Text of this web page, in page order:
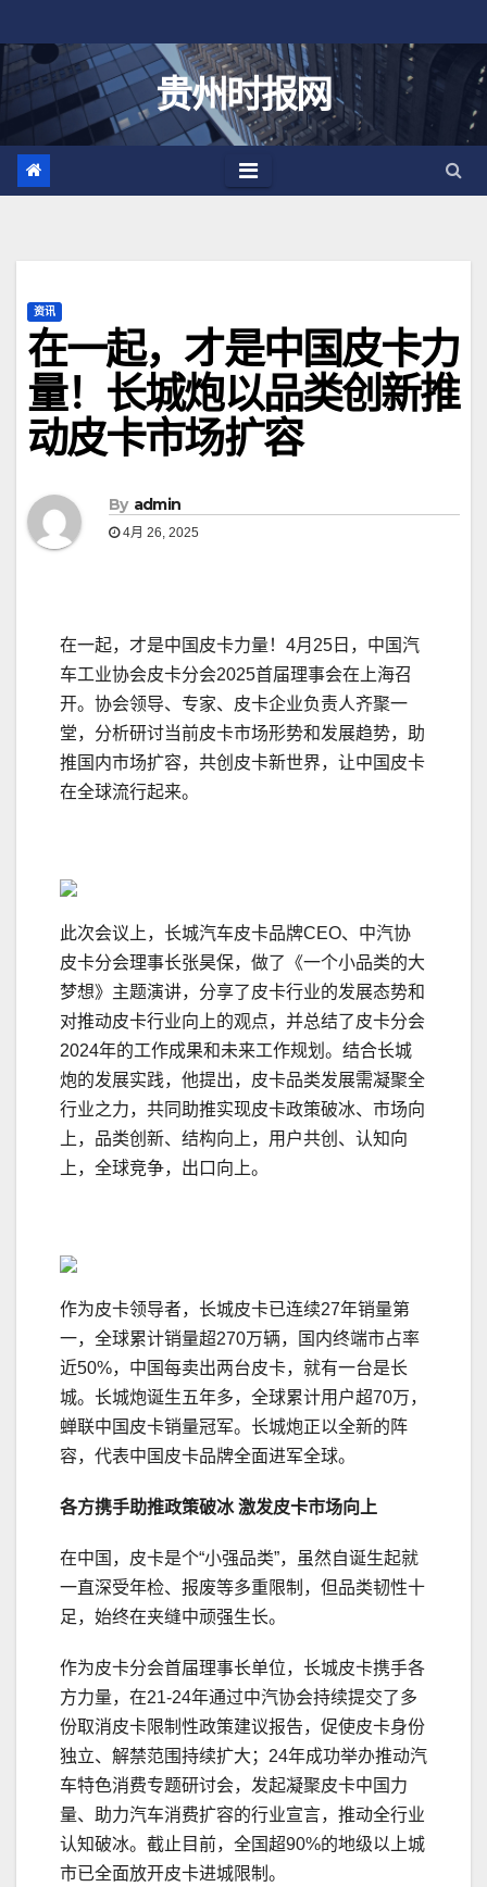
至
贵州时报网
资讯
在一起，才是中国皮卡力
量！长城炮以品类创新推
动皮卡市场扩容
By admin
4月 26, 2025
在一起，才是中国皮卡力量！4月25日，中国汽
车工业协会皮卡分会2025首届理事会在上海召
开。协会领导、专家、皮卡企业负责人齐聚一
堂，分析研讨当前皮卡市场形势和发展趋势，助
推国内市场扩容，共创皮卡新世界，让中国皮卡
在全球流行起来。
此次会议上，长城汽车皮卡品牌CEO、中汽协
皮卡分会理事长张昊保，做了《一个小品类的大
梦想》主题演讲，分享了皮卡行业的发展态势和
对推动皮卡行业向上的观点，并总结了皮卡分会
2024年的工作成果和未来工作规划。结合长城
炮的发展实践，他提出，皮卡品类发展需凝聚全
行业之力，共同助推实现皮卡政策破冰、市场向
上，品类创新、结构向上，用户共创、认知向
上，全球竞争，出口向上。
作为皮卡领导者，长城皮卡已连续27年销量第
一，全球累计销量超270万辆，国内终端市占率
近50%，中国每卖出两台皮卡，就有一台是长
城。长城炮诞生五年多，全球累计用户超70万，
蝉联中国皮卡销量冠军。长城炮正以全新的阵
容，代表中国皮卡品牌全面进军全球。
各方携手助推政策破冰 激发皮卡市场向上
在中国，皮卡是个“小强品类”，虽然自诞生起就
一直深受年检、报废等多重限制，但品类韧性十
足，始终在夹缝中顽强生长。
作为皮卡分会首届理事长单位，长城皮卡携手各
方力量，在21-24年通过中汽协会持续提交了多
份取消皮卡限制性政策建议报告，促使皮卡身份
独立、解禁范围持续扩大；24年成功举办推动汽
车特色消费专题研讨会，发起凝聚皮卡中国力
量、助力汽车消费扩容的行业宣言，推动全行业
认知破冰。截止目前，全国超90%的地级以上城
市已全面放开皮卡进城限制。